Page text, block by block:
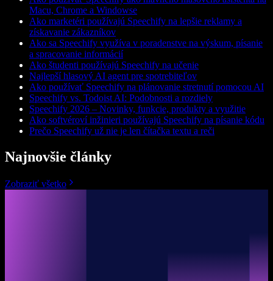
Macu, Chrome a Windowse
Ako marketéri používajú Speechify na lepšie reklamy a
získavanie zákazníkov
Ako sa Speechify využíva v poradenstve na výskum, písanie
a spracovanie informácií
Ako študenti používajú Speechify na učenie
Najlepší hlasový AI agent pre spotrebiteľov
Ako používať Speechify na plánovanie stretnutí pomocou AI
Speechify vs. Todoist AI: Podobnosti a rozdiely
Speechify 2026 – Novinky, funkcie, produkty a využitie
Ako softvéroví inžinieri používajú Speechify na písanie kódu
Prečo Speechify už nie je len čítačka textu a reči
Najnovšie články
Zobraziť všetko